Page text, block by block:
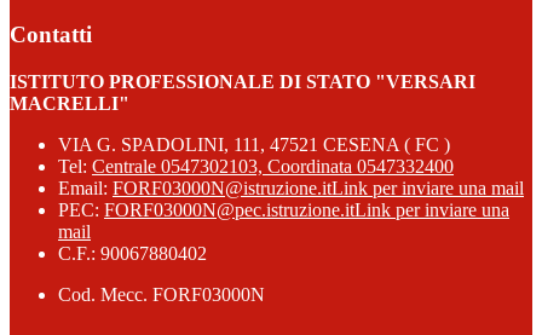
Contatti
ISTITUTO PROFESSIONALE DI STATO "VERSARI
MACRELLI"
VIA G. SPADOLINI, 111, 47521 CESENA ( FC )
Tel: Centrale 0547302103, Coordinata 0547332400
Email: FORF03000N@istruzione.itLink per inviare una mail
PEC: FORF03000N@pec.istruzione.itLink per inviare una
mail
C.F.: 90067880402
Cod. Mecc. FORF03000N